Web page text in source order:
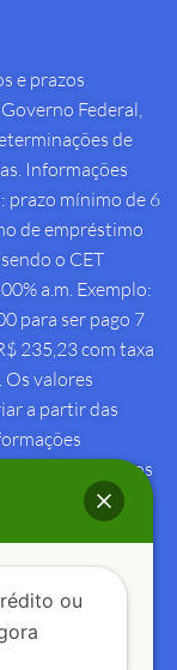
e prazos
Federal,
de
Informações
prazo mínimo de 6
de empréstimo
o CET
a.m. Exemplo:
para ser pago 7
235,23 com taxa
Os valores
a partir das
Taxa de juros
a.m. e
ou